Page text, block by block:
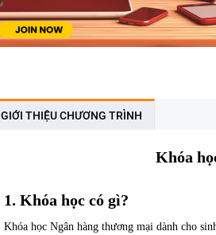
GIỚI THIỆU CHƯƠNG TRÌNH
Khóa
1. Khóa học có gì?
Khóa học Ngân hàng thương mại dành cho